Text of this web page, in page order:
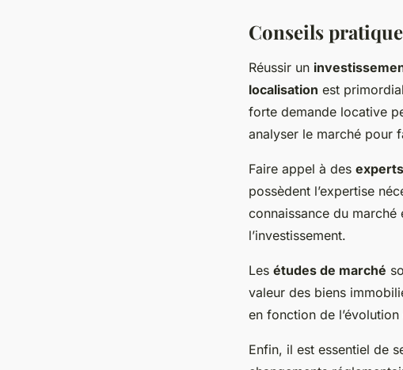
Conseils
Réussir un
localisation est
forte demande locative
analyser le marché pour
Faire appel à des experts
possèdent l’expertise
connaissance du
l’investissement.
Les études de marché
valeur des biens
en fonction de l’évolution
Enfin, il est essentiel de